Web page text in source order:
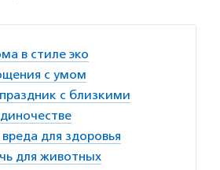
в стиле эко
с умом
с близкими
для здоровья
для животных